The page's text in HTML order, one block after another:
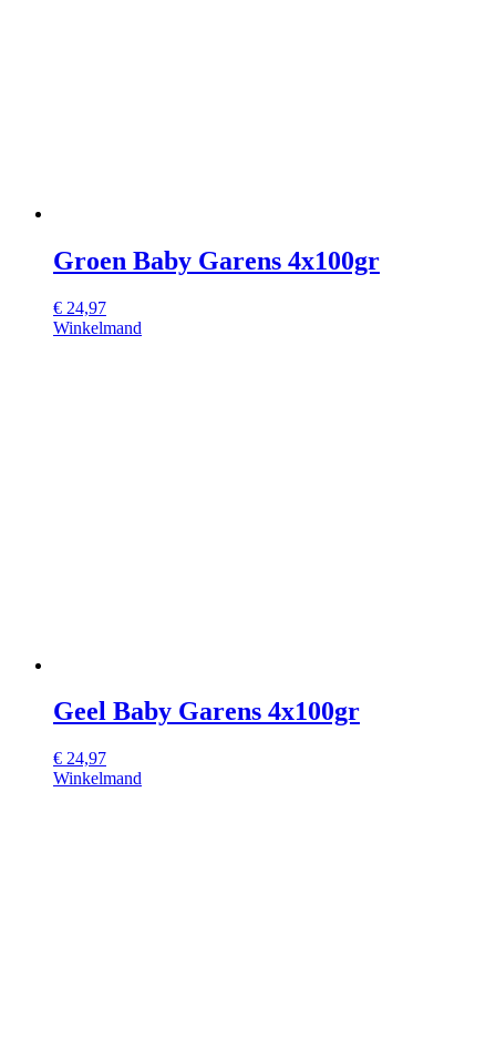
Groen Baby Garens 4x100gr
€ 24,97
Winkelmand
Geel Baby Garens 4x100gr
€ 24,97
Winkelmand